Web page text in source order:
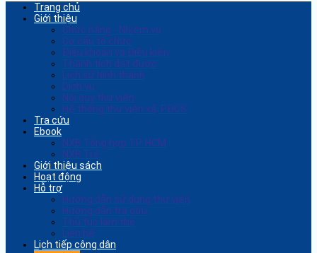
Trang chủ
Giới thiệu
Chức năng - Nhiệm vụ
Cơ cấu tổ chức
Điều khoản và Điều kiện
Thành tích đạt được
Lịch sử hình thành
Dịch vụ
Nội quy thư viện
Hệ thống thư viện xã, PĐCS
Tra cứu
Ebook
NXB Tổng hợp TP. HCM
NXB Trẻ
Giới thiệu sách
Hoạt động
Hỗ trợ
Hướng dẫn sử dụng thư viện
Hướng dẫn tra cứu
Thủ tục làm thẻ
Liên hệ
Lịch tiếp công dân